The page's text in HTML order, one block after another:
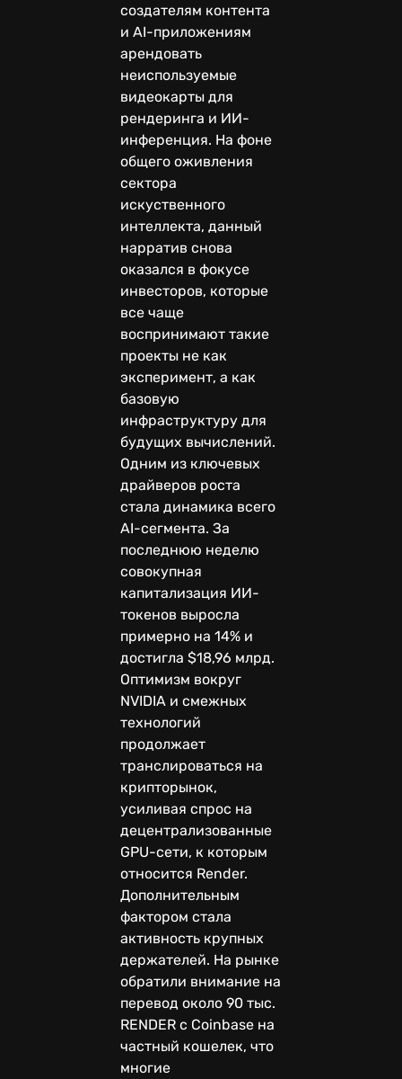
создателям контента
и AI-приложениям
арендовать
неиспользуемые
видеокарты для
рендеринга и ИИ-
инференция. На фоне
общего оживления
сектора
искуственного
интеллекта, данный
нарратив снова
оказался в фокусе
инвесторов, которые
все чаще
воспринимают такие
проекты не как
эксперимент, а как
базовую
инфраструктуру для
будущих вычислений.
Одним из ключевых
драйверов роста
стала динамика всего
AI-сегмента. За
последнюю неделю
совокупная
капитализация ИИ-
токенов выросла
примерно на 14% и
достигла $18,96 млрд.
Оптимизм вокруг
NVIDIA и смежных
технологий
продолжает
транслироваться на
крипторынок,
усиливая спрос на
децентрализованные
GPU-сети, к которым
относится Render.
Дополнительным
фактором стала
активность крупных
держателей. На рынке
обратили внимание на
перевод около 90 тыс.
RENDER с Coinbase на
частный кошелек, что
многие